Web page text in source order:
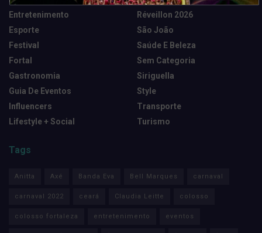
Entretenimento
Esporte
Festival
Fortal
Gastronomia
Guia De Eventos
Influencers
Lifestyle + Social
Réveillon 2026
São João
Saúde E Beleza
Sem Categoria
Siriguella
Style
Transporte
Turismo
Tags
Anitta Axé Banda Eva Bell Marques carnaval
carnaval 2022 ceará Claudia Leitte colosso
colosso fortaleza entretenimento eventos